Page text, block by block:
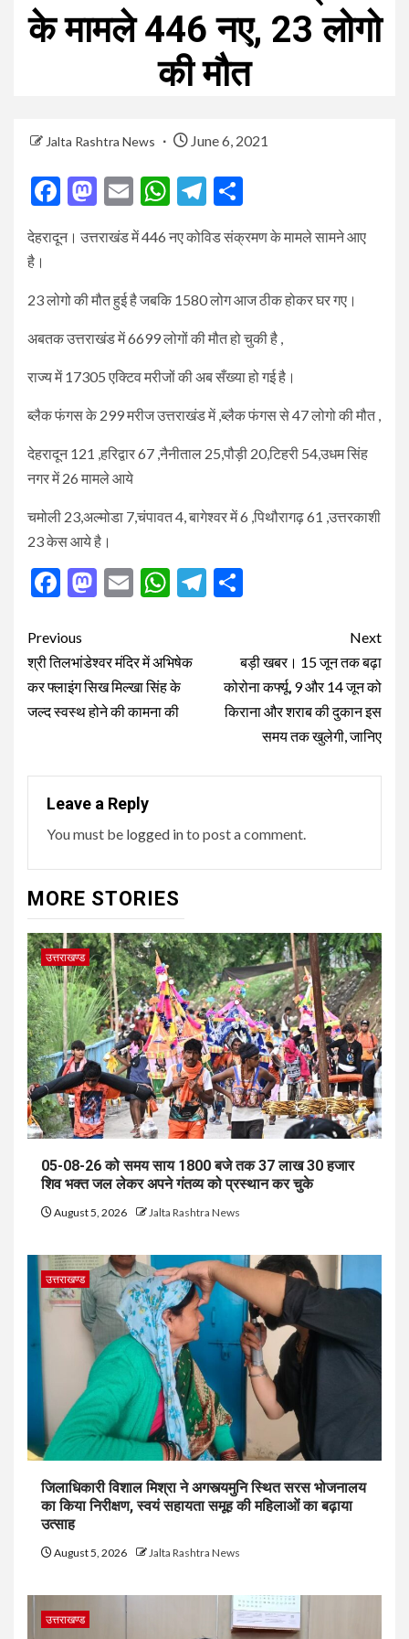
के मामले 446 नए, 23 लोगो
की मौत
Jalta Rashtra News June 6, 2021
Facebook
Mastodon
EmailWhatsApp
Telegram
देहरादून। उत्तराखंड में 446 नए कोविड संक्रमण के मामले सामने आए
है।
23 लोगो की मौत हुई है जबकि 1580 लोग आज ठीक होकर घर गए।
अबतक उत्तराखंड में 6699 लोगों की मौत हो चुकी है ,
राज्य में 17305 एक्टिव मरीजों की अब सँख्या हो गई है।
ब्लैक फंगस के 299 मरीज उत्तराखंड में ,ब्लैक फंगस से 47 लोगो की मौत ,
देहरादून 121 ,हरिद्वार 67 ,नैनीताल 25,पौड़ी 20,टिहरी 54,उधम सिंह
नगर में 26 मामले आये
चमोली 23,अल्मोडा 7,चंपावत 4, बागेश्वर में 6 ,पिथौरागढ़ 61 ,उत्तरकाशी
23 केस आये है।
Facebook
Mastodon
EmailWhatsApp
Telegram
Post
navigation
Previous
श्री तिलभांडेश्वर मंदिर में अभिषेक
कर फ्लाइंग सिख मिल्खा सिंह के
जल्द स्वस्थ होने की कामना की
Next
बड़ी खबर। 15 जून तक बढ़ा
कोरोना कर्फ्यू, 9 और 14 जून को
किराना और शराब की दुकान इस
समय तक खुलेगी, जानिए
Leave a Reply
You must be logged into post a comment.
MORE STORIES
उत्तराखण्ड
05-08-26 को समय साय 1800 बजे तक 37 लाख 30 हजार
शिव भक्त जल लेकर अपने गंतव्य को प्रस्थान कर चुके
August 5, 2026 Jalta Rashtra News
उत्तराखण्ड
जिलाधिकारी विशाल मिश्रा ने अगस्त्यमुनि स्थित सरस भोजनालय
का किया निरीक्षण, स्वयं सहायता समूह की महिलाओं का बढ़ाया
उत्साह
August 5, 2026 Jalta Rashtra News
उत्तराखण्ड